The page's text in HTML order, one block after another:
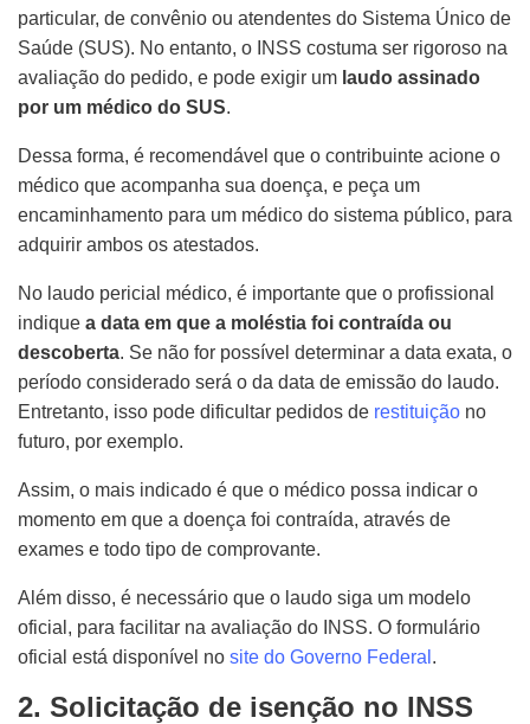
particular, de convênio ou atendentes do Sistema Único de
Saúde (SUS). No entanto, o INSS costuma ser rigoroso na
avaliação do pedido, e pode exigir um laudo assinado
por um médico do SUS.
Dessa forma, é recomendável que o contribuinte acione o
médico que acompanha sua doença, e peça um
encaminhamento para um médico do sistema público, para
adquirir ambos os atestados.
No laudo pericial médico, é importante que o profissional
indique a data em que a moléstia foi contraída ou
descoberta. Se não for possível determinar a data exata, o
período considerado será o da data de emissão do laudo.
Entretanto, isso pode dificultar pedidos de restituição no
futuro, por exemplo.
Assim, o mais indicado é que o médico possa indicar o
momento em que a doença foi contraída, através de
exames e todo tipo de comprovante.
Além disso, é necessário que o laudo siga um modelo
oficial, para facilitar na avaliação do INSS. O formulário
oficial está disponível no site do Governo Federal .
2. Solicitação de isenção no INSS